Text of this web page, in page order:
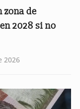
zona de
2028 si no
2026